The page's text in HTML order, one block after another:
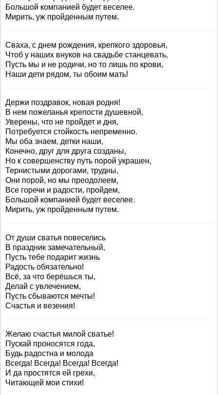
Большой компанией будет веселее.
Мирить, уж пройденным путем.
Сваха, с днем рождения, крепкого здоровья,
Чтоб у наших внуков на свадьбе станцевать,
Пусть мы и не родичи, но то лишь по крови,
Наши дети рядом, ты обоим мать!
Держи поздравок, новая родня!
В нем пожеланья крепости душевной,
Уверены, что не пройдет и дня,
Потребуется стойкость непременно.
Мы оба знаем, детки наши,
Конечно, друг для друга созданы,
Но к совершенству путь порой украшен,
Тернистыми дорогами, трудны,
Они порой, но мы преодолеем,
Все горечи и радости, пройдем,
Большой компанией будет веселее.
Мирить, уж пройденным путем.
От души сватья повеселись
В праздник замечательный,
Пусть тебе подарит жизнь
Радость обязательно!
Всё, за что берёшься ты,
Делай с увлечением,
Пусть сбываются мечты!
Счастья и везения!
Желаю счастья милой сватье!
Пускай проносятся года,
Будь радостна и молода
Всегда! Всегда! Всегда! Всегда!
И да простятся ей грехи,
Читающей мои стихи!